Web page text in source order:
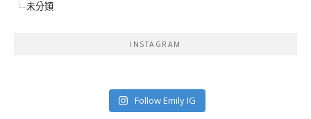
未分類
INSTAGRAM
Follow Emily IG